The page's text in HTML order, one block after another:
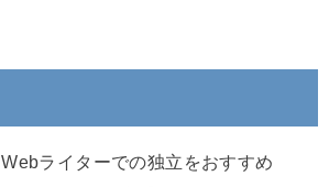
Webライターでの独立をおすすめ